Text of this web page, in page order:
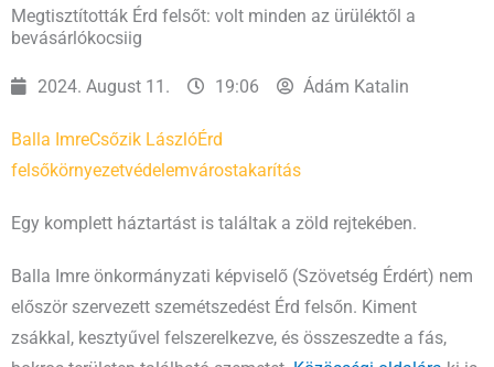
Megtisztították Érd felsőt: volt minden az ürüléktől a
bevásárlókocsiig
2024. August 11. 19:06 Ádám Katalin
Balla ImreCsőzik LászlóÉrd
felsőkörnyezetvédelemvárostakarítás
Egy komplett háztartást is találtak a zöld rejtekében.
Balla Imre önkormányzati képviselő (Szövetség Érdért) nem
először szervezett szemétszedést Érd felsőn. Kiment
zsákkal, kesztyűvel felszerelkezve, és összeszedte a fás,